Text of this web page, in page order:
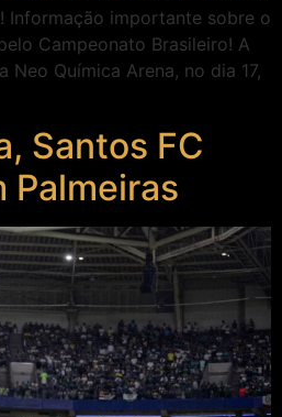
Informação importante sobre o
Campeonato Brasileiro! A
Neo Química Arena, no dia 17,
Santos FC
Palmeiras